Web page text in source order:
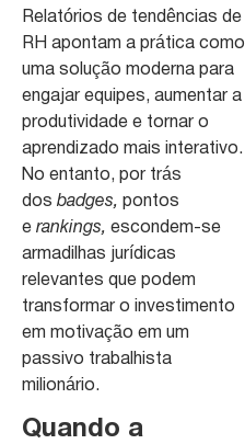
Relatórios de tendências de
RH apontam a prática como
uma solução moderna para
engajar equipes, aumentar a
produtividade e tornar o
aprendizado mais interativo.
No entanto, por trás
dos badges, pontos
e rankings, escondem-se
armadilhas jurídicas
relevantes que podem
transformar o investimento
em motivação em um
passivo trabalhista
milionário.
Quando a